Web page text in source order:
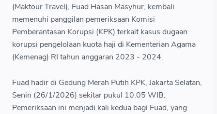
(Maktour Travel), Fuad Hasan Masyhur, kembali
memenuhi panggilan pemeriksaan Komisi
Pemberantasan Korupsi (KPK) terkait kasus dugaan
korupsi pengelolaan kuota haji di Kementerian Agama
(Kemenag) RI tahun anggaran 2023 - 2024.
Fuad hadir di Gedung Merah Putih KPK, Jakarta Selatan,
Senin (26/1/2026) sekitar pukul 10.05 WIB.
Pemeriksaan ini menjadi kali kedua bagi Fuad, yang